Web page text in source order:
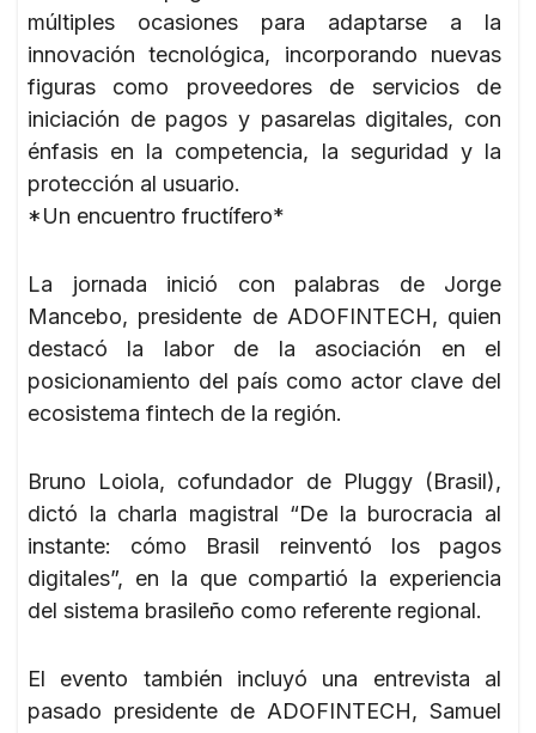
múltiples ocasiones para adaptarse a la
innovación tecnológica, incorporando nuevas
figuras como proveedores de servicios de
iniciación de pagos y pasarelas digitales, con
énfasis en la competencia, la seguridad y la
protección al usuario.
*Un encuentro fructífero*
La jornada inició con palabras de Jorge
Mancebo, presidente de ADOFINTECH, quien
destacó la labor de la asociación en el
posicionamiento del país como actor clave del
ecosistema fintech de la región.
Bruno Loiola, cofundador de Pluggy (Brasil),
dictó la charla magistral “De la burocracia al
instante: cómo Brasil reinventó los pagos
digitales”, en la que compartió la experiencia
del sistema brasileño como referente regional.
El evento también incluyó una entrevista al
pasado presidente de ADOFINTECH, Samuel